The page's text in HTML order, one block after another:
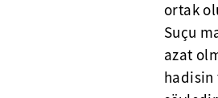
ortak
Suçu
azat